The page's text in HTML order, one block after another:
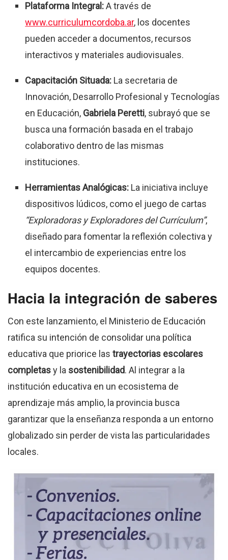
Plataforma Integral:A través de
www.curriculumcordoba.ar, los docentes
pueden acceder a documentos, recursos
interactivos y materiales audiovisuales.
Capacitación Situada: La secretaria de
Innovación, Desarrollo Profesional y Tecnologías
en Educación, Gabriela Peretti, subrayó que se
busca una formación basada en el trabajo
colaborativo dentro de las mismas
instituciones.
Herramientas Analógicas: La iniciativa incluye
dispositivos lúdicos, como el juego de cartas
“Exploradoras y Exploradores del Currículum”,
diseñado para fomentar la reflexión colectiva y
el intercambio de experiencias entre los
equipos docentes.
Hacia la integración de saberes
Con este lanzamiento, el Ministerio de Educación
ratifica su intención de consolidar una política
educativa que priorice las trayectorias escolares
completasy la sostenibilidad. Al integrar a la
institución educativa en un ecosistema de
aprendizaje más amplio, la provincia busca
garantizar que la enseñanza responda a un entorno
globalizado sin perder de vista las particularidades
locales.